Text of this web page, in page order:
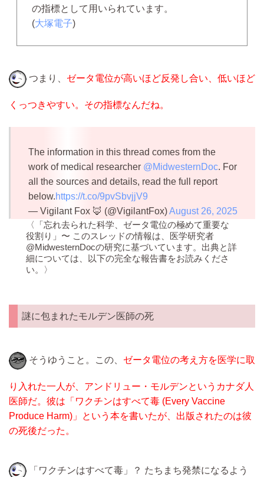
の指標として用いられています。
(大塚電子)
つまり、 ゼータ電位が高いほど反発し合い、低いほど
くっつきやすい。その指標なんだね。
The information in this thread comes from the
work of medical researcher @MidwesternDoc. For
all the sources and details, read the full report
below.https://t.co/9pvSbvjjV9
— Vigilant Fox 🦊 (@VigilantFox)August 26, 2025
〈「忘れ去られた科学、ゼータ電位の極めて重要な
役割り」〜 このスレッドの情報は、医学研究者
@MidwesternDocの研究に基づいています。出典と詳
細については、以下の完全な報告書をお読みくださ
い。〉
謎に包まれたモルデン医師の死
そうゆうこと。この、 ゼータ電位の考え方を医学に取
り入れた一人が、アンドリュー・モルデンというカナダ人
医師だ。彼は「ワクチンはすべて毒 (Every Vaccine
Produce Harm)」という本を書いたが、出版されたのは彼
の死後だった。
「ワクチンはすべて毒」？ たちまち発禁になるよう